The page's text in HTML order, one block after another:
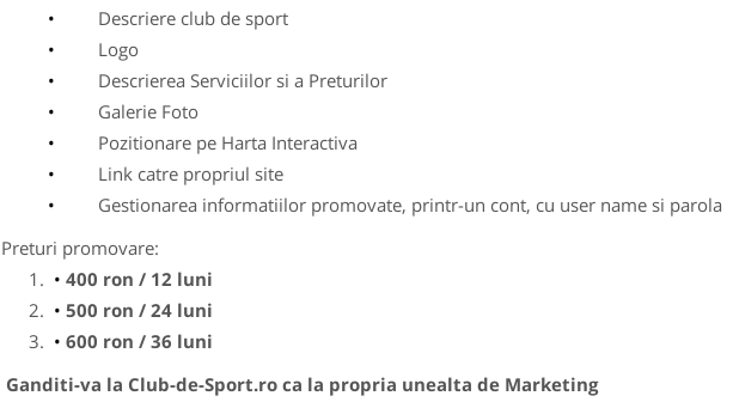
Descriere club de sport
Logo
Descrierea Serviciilor si a Preturilor
Galerie Foto
Pozitionare pe Harta Interactiva
Link catre propriul site
Gestionarea informatiilor promovate, printr-un cont, cu user name si parola
Preturi promovare:
400 ron / 12 luni
500 ron / 24 luni
600 ron / 36 luni
Ganditi-va la Club-de-Sport.ro ca la propria unealta de Marketing